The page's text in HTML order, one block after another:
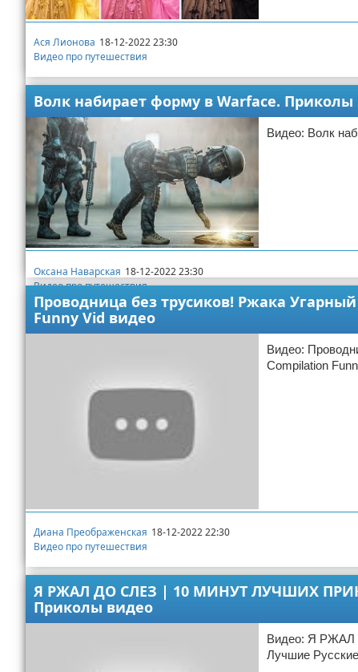
Ася Лионова 18-12-2022 23:30
Видео про путешествия
Волк набирает форму в Warface.
Видео: Волк
Оксана Наварская 18-12-2022 23:30
Видео про путешествия
Проводница без трусиков! Ржака
Funny Vid видео
Видео:
Compilation
Диана Преображенская 18-12-2022 22:30
Видео про путешествия
Я РЖАЛ ДО СЛЕЗ | 10 МИНУТ ЛУЧШИХ
Приколы видео
Видео: Я
Лучшие